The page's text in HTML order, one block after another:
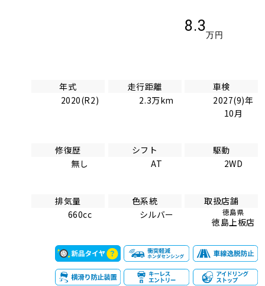
8.3
万円
年式
2020(R2)
走行距離
2.3万km
車検
2027(9)年
10月
修復歴
無し
シフト
AT
駆動
2WD
排気量
660cc
色系統
シルバー
取扱店舗
徳島県
徳島上板店